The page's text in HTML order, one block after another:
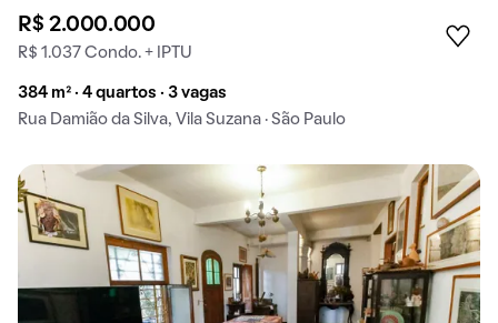
R$ 2.000.000
R$ 1.037 Condo. + IPTU
384 m² · 4 quartos · 3 vagas
Rua Damião da Silva, Vila Suzana · São Paulo